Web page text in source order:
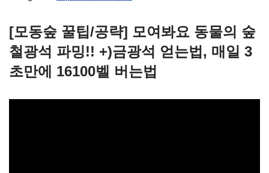
[모동숲 꿀팁/공략] 모여봐요 동물의 숲
철광석 파밍!! +)금광석 얻는법, 매일 3
초만에 16100벨 버는법